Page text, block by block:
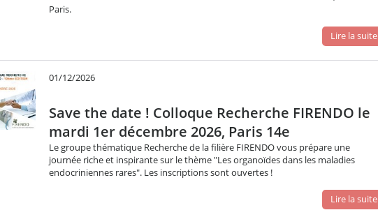
Paris.
Lire la suite
01/12/2026
Save the date ! Colloque Recherche FIRENDO le
mardi 1er décembre 2026, Paris 14e
Le groupe thématique Recherche de la filière FIRENDO vous prépare une
journée riche et inspirante sur le thème "Les organoïdes dans les maladies
endocriniennes rares". Les inscriptions sont ouvertes !
Lire la suite